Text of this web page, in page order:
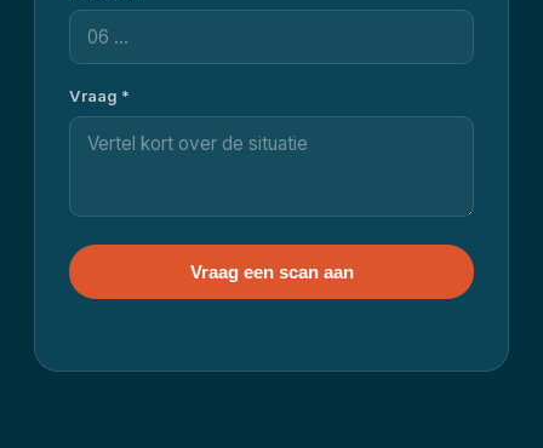
Vraag *
Vraag een scan aan